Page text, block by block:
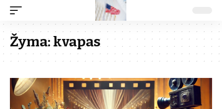
Žyma: kvapas